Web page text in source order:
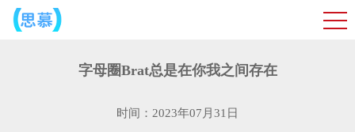
字母圈Brat总是在你我之间存在
时间：2023年07月31日